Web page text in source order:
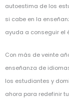
autoestima de los
si cabe en la
ayuda a conseguir el
Con más de veinte
enseñanza de
los estudiantes y
ahora para redefinir